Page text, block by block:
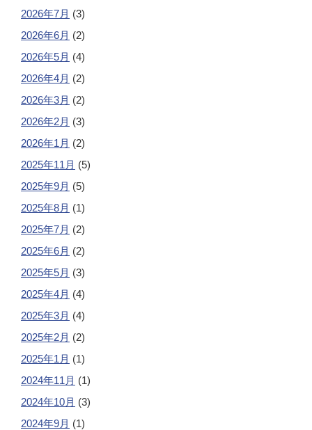
2026年7月 (3)
2026年6月 (2)
2026年5月 (4)
2026年4月 (2)
2026年3月 (2)
2026年2月 (3)
2026年1月 (2)
2025年11月 (5)
2025年9月 (5)
2025年8月 (1)
2025年7月 (2)
2025年6月 (2)
2025年5月 (3)
2025年4月 (4)
2025年3月 (4)
2025年2月 (2)
2025年1月 (1)
2024年11月 (1)
2024年10月 (3)
2024年9月 (1)